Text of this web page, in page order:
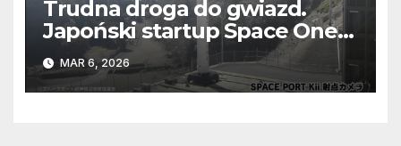
Trudna droga do gwiazd.
Japoński startup Space One
po raz trzeci przegrał z
grawitacją
MAR 6, 2026